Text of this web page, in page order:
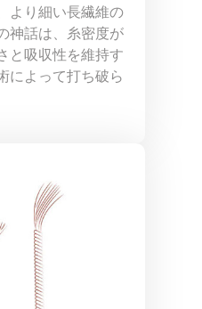
より細い長繊維の
神話は、糸密度が
と吸収性を維持す
によって打ち破ら